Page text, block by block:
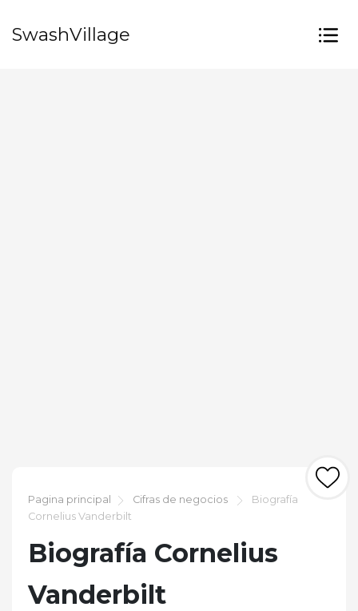
SwashVillage
Pagina principal Cifras de negocios
Biografía
Cornelius Vanderbilt
Biografía Cornelius
Vanderbilt